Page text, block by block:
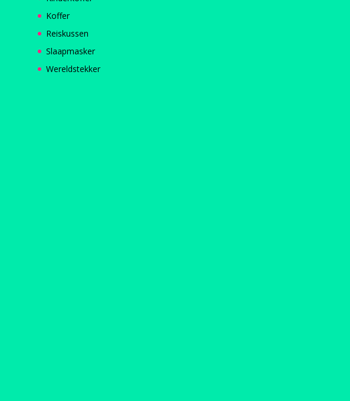
Koffer
Reiskussen
Slaapmasker
Wereldstekker